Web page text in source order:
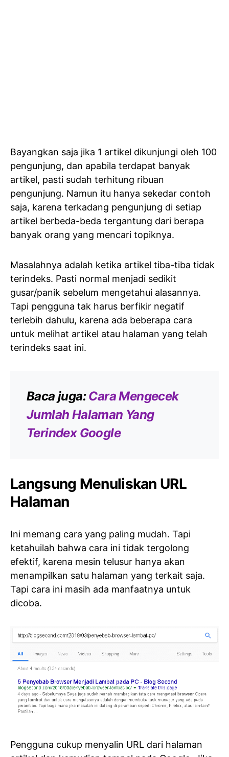
Bayangkan saja jika 1 artikel dikunjungi oleh 100
pengunjung, dan apabila terdapat banyak
artikel, pasti sudah terhitung ribuan
pengunjung. Namun itu hanya sekedar contoh
saja, karena terkadang pengunjung di setiap
artikel berbeda-beda tergantung dari berapa
banyak orang yang mencari topiknya.
Masalahnya adalah ketika artikel tiba-tiba tidak
terindeks. Pasti normal menjadi sedikit
gusar/panik sebelum mengetahui alasannya.
Tapi pengguna tak harus berfikir negatif
terlebih dahulu, karena ada beberapa cara
untuk melihat artikel atau halaman yang telah
terindeks saat ini.
Baca juga:Cara Mengecek
Jumlah Halaman Yang
Terindex Google
Langsung Menuliskan URL
Halaman
Ini memang cara yang paling mudah. Tapi
ketahuilah bahwa cara ini tidak tergolong
efektif, karena mesin telusur hanya akan
menampilkan satu halaman yang terkait saja.
Tapi cara ini masih ada manfaatnya untuk
dicoba.
Pengguna cukup menyalin URL dari halaman